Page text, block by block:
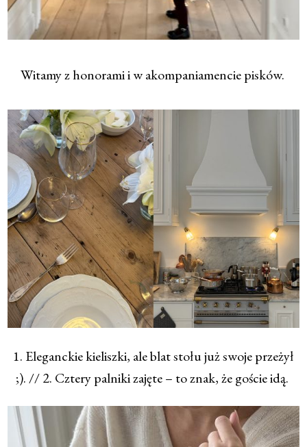
Witamy z honorami i w akompaniamencie pisków.
1. Eleganckie kieliszki, ale blat stołu już swoje przeżył
;). // 2. Cztery palniki zajęte – to znak, że goście idą.